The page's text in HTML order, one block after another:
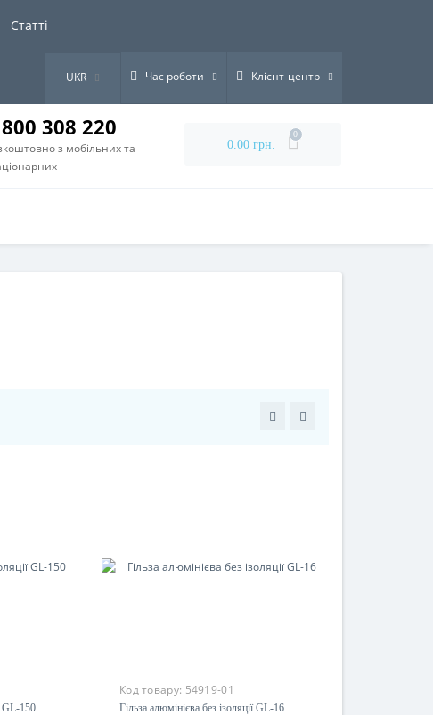
Статті
UKR Час роботи Клієнт-центр
308 220
з мобільних та
0.00 грн.
0
GL-150
Код товару: 54919-01
Гільза алюмінієва без ізоляції GL-16